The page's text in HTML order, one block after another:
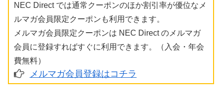
NEC Direct では通常クーポンのほか割引率が優位なメ
ルマガ会員限定クーポンも利用できます。
メルマガ会員限定クーポンは NEC Direct のメルマガ
会員に登録すればすぐに利用できます。（入会・年会
費無料）
メルマガ会員登録はコチラ